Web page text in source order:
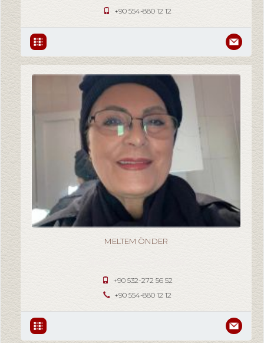
+90 554-880 12 12
MELTEM ÖNDER
+90 532-272 56 52
+90 554-880 12 12